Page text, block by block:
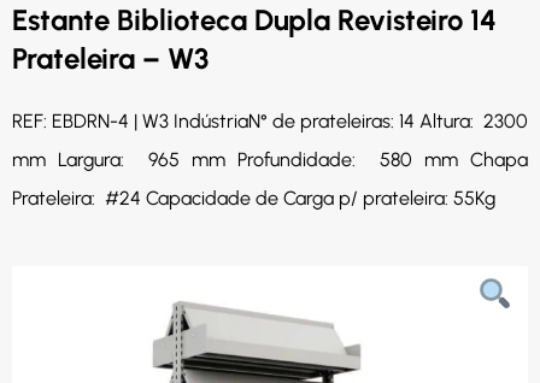
Estante Biblioteca Dupla Revisteiro 14
Prateleira – W3
REF: EBDRN-4 | W3 IndústriaN° de prateleiras: 14 Altura: 2300
mm Largura: 965 mm Profundidade: 580 mm Chapa
Prateleira: #24 Capacidade de Carga p/ prateleira: 55Kg